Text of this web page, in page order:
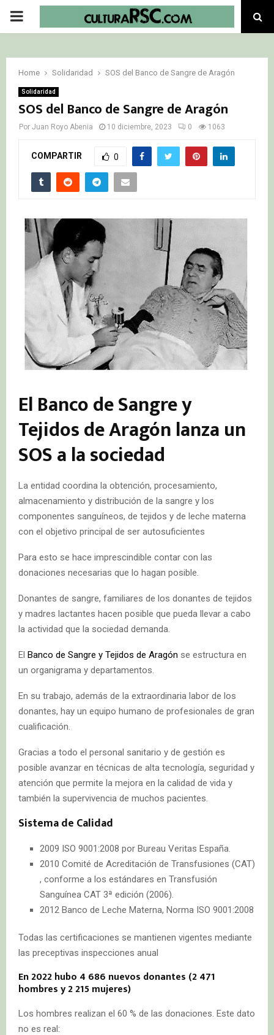
PRIMARY
Home Solidaridad SOS del Banco de Sangre de Aragón
Solidaridad
SOS del Banco de Sangre de Aragón
Por Juan Royo Abenia 10 diciembre, 2023 0 1063
COMPARTIR 0
El Banco de Sangre y
Tejidos de Aragón lanza un
SOS a la sociedad
La entidad coordina la obtención, procesamiento,
almacenamiento y distribución de la sangre y los
componentes sanguíneos, de tejidos y de leche materna
con el objetivo principal de ser autosuficientes
Para esto se hace imprescindible contar con las
donaciones necesarias que lo hagan posible.
Donantes de sangre, familiares de los donantes de tejidos
y madres lactantes hacen posible que pueda llevar a cabo
la actividad que la sociedad demanda.
El Banco de Sangre y Tejidos de Aragón se estructura en
un organigrama y departamentos.
En su trabajo, además de la extraordinaria labor de los
donantes, hay un equipo humano de profesionales de gran
cualificación.
Gracias a todo el personal sanitario y de gestión es
posible avanzar en técnicas de alta tecnología, seguridad y
atención que permite la mejora en la calidad de vida y
también la supervivencia de muchos pacientes.
Sistema de Calidad
2009 ISO 9001:2008 por Bureau Veritas España.
2010 Comité de Acreditación de Transfusiones (CAT)
, conforme a los estándares en Transfusión
Sanguínea CAT 3ª edición (2006).
2012 Banco de Leche Materna, Norma ISO 9001:2008
Todas las certificaciones se mantienen vigentes mediante
las preceptivas inspecciones anual
En 2022 hubo 4 686 nuevos donantes (2 471
hombres y 2 215 mujeres)
Los hombres realizan el 60 % de las donaciones. Este dato
no es real: